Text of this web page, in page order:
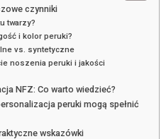
czynniki
twarzy?
i kolor peruki?
vs. syntetyczne
noszenia peruki i jakości
NFZ: Co warto wiedzieć?
peruki mogą spełnić
wskazówki